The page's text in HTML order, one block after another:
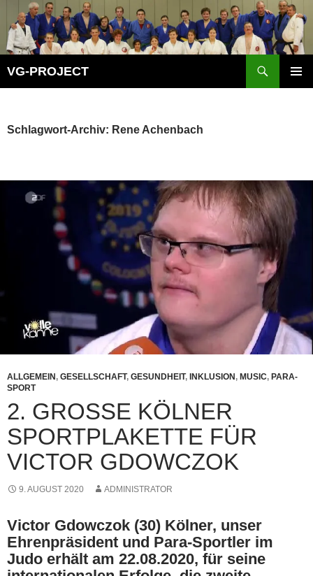
Inhalt
springen
VG-PROJECT
Schlagwort-Archiv: Rene Achenbach
ALLGEMEIN , GESELLSCHAFT, GESUNDHEIT, INKLUSION , MUSIC, PARA-
SPORT
2. GROSSE KÖLNER
SPORTPLAKETTE FÜR
VICTOR GDOWCZOK
9. AUGUST 2020 ADMINISTRATOR
Victor Gdowczok (30) Kölner, unser
Ehrenpräsident und Para-Sportler im
Judo erhält am 22.08.2020, für seine